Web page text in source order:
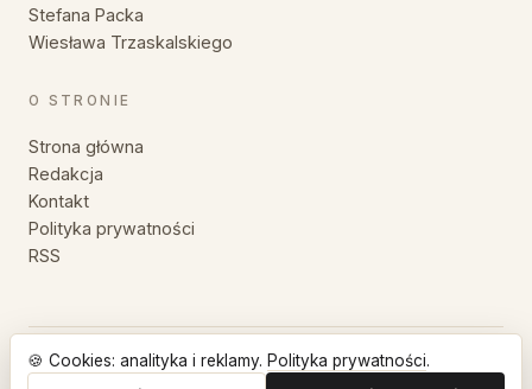
Stefana Packa
Wiesława Trzaskalskiego
O STRONIE
Strona główna
Redakcja
Kontakt
Polityka prywatności
RSS
© 2026 MyśliZłote — Wszystkie prawa zastrzeżone.
🍪 Cookies: analityka i reklamy. Polityka prywatności.